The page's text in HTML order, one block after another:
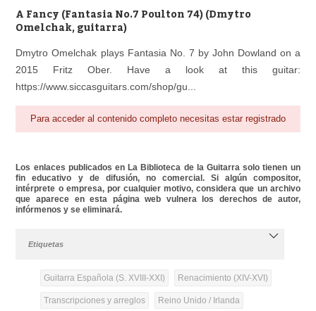
Área personal Reproductor
A Fancy (Fantasia No.7 Poulton 74) (Dmytro
Omelchak, guitarra)
Dmytro Omelchak plays Fantasia No. 7 by John Dowland on a
2015 Fritz Ober. Have a look at this guitar:
https://www.siccasguitars.com/shop/gu...
Para acceder al contenido completo necesitas estar registrado
Los enlaces publicados en La Biblioteca de la Guitarra solo tienen un
fin educativo y de difusión, no comercial. Si algún compositor,
intérprete o empresa, por cualquier motivo, considera que un archivo
que aparece en esta página web vulnera los derechos de autor,
infórmenos y se eliminará.
Etiquetas
Guitarra Española (S. XVIII-XXI) Renacimiento (XIV-XVI)
Transcripciones y arreglos Reino Unido / Irlanda